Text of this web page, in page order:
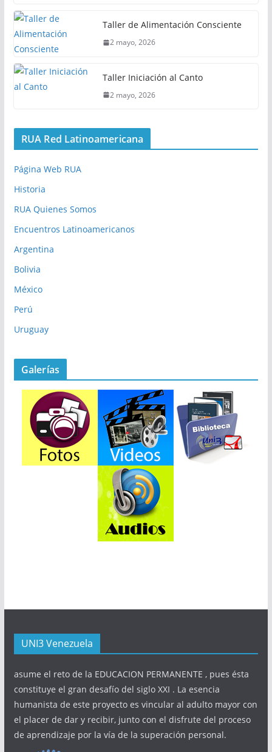
Taller de Alimentación Consciente
2 mayo, 2026
Taller Iniciación al Canto
2 mayo, 2026
RUA Red Latinoamericana
Página Web RUA
Historia
RUA Quienes Somos
Encuentros Latinoamericanos
Argentina
Bolivia
México
Perú
Uruguay
Galerías
UNI3 Venezuela
asume el reto de la EDUCACION PERMANENTE , pues ésta
constituye el gran desafío del siglo XXI . La esencia
humanista de este proyecto es vincular al adulto mayor con
el placer de dar y recibir, junto con el disfrute del proceso
de aprendizaje por la vía de la superación personal.